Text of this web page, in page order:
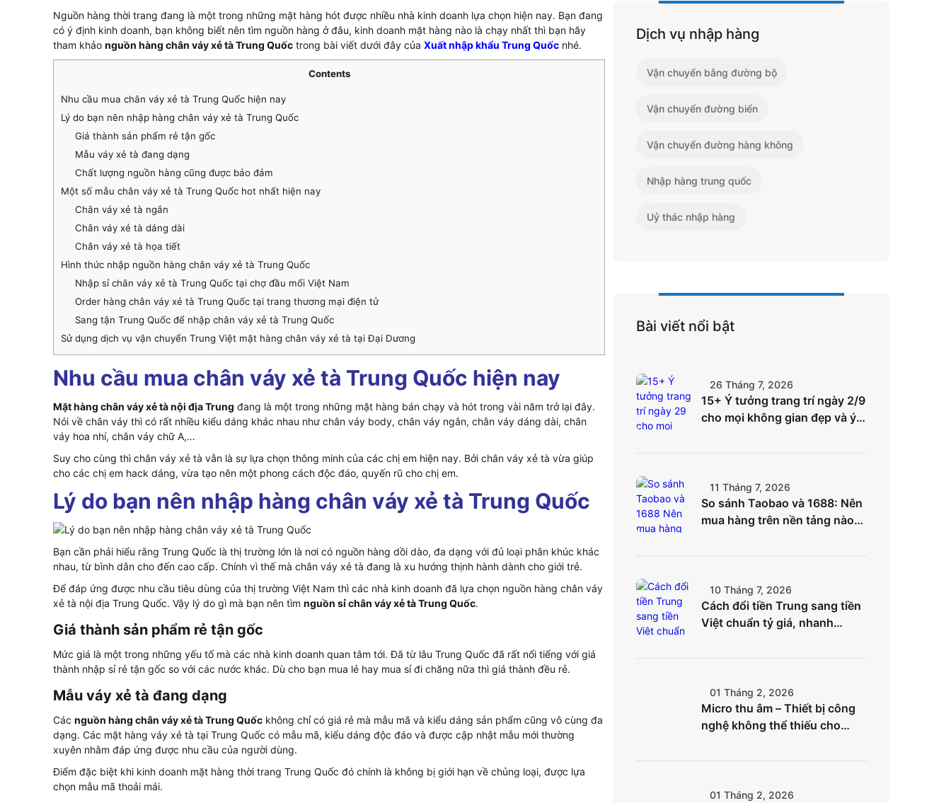
Nguồn hàng thời trang đang là một trong những mặt hàng hót được nhiều nhà kinh doanh lựa chọn hiện nay. Bạn đang
có ý định kinh doanh, bạn không biết nên tìm nguồn hàng ở đâu, kinh doanh mặt hàng nào là chạy nhất thì bạn hãy
tham khảo nguồn hàng chân váy xẻ tà Trung Quốc trong bài viết dưới đây của Xuất nhập khẩu Trung Quốc nhé.
Contents
Nhu cầu mua chân váy xẻ tà Trung Quốc hiện nay
Lý do bạn nên nhập hàng chân váy xẻ tà Trung Quốc
Giá thành sản phẩm rẻ tận gốc
Mẫu váy xẻ tà đang dạng
Chất lượng nguồn hàng cũng được bảo đảm
Một số mẫu chân váy xẻ tà Trung Quốc hot nhất hiện nay
Chân váy xẻ tà ngắn
Chân váy xẻ tà dáng dài
Chân váy xẻ tà họa tiết
Hình thức nhập nguồn hàng chân váy xẻ tà Trung Quốc
Nhập sỉ chân váy xẻ tà Trung Quốc tại chợ đầu mối Việt Nam
Order hàng chân váy xẻ tà Trung Quốc tại trang thương mại điện tử
Sang tận Trung Quốc để nhập chân váy xẻ tà Trung Quốc
Sử dụng dịch vụ vận chuyển Trung Việt mặt hàng chân váy xẻ tà tại Đại Dương
Nhu cầu mua chân váy xẻ tà Trung Quốc hiện nay
Mặt hàng chân váy xẻ tà nội địa Trung đang là một trong những mặt hàng bán chạy và hót trong vài năm trở lại đây.
Nói về chân váy thì có rất nhiều kiểu dáng khác nhau như chân váy body, chân váy ngắn, chân váy dáng dài, chân
váy hoa nhí, chân váy chữ A,…
Suy cho cùng thì chân váy xẻ tà vẫn là sự lựa chọn thông minh của các chị em hiện nay. Bởi chân váy xẻ tà vừa giúp
cho các chị em hack dáng, vừa tạo nên một phong cách độc đáo, quyến rũ cho chị em.
Lý do bạn nên nhập hàng chân váy xẻ tà Trung Quốc
Bạn cần phải hiểu rằng Trung Quốc là thị trường lớn là nơi có nguồn hàng dồi dào, đa dạng với đủ loại phân khúc khác
nhau, từ bình dân cho đến cao cấp. Chính vì thế mà chân váy xẻ tà đang là xu hướng thịnh hành dành cho giới trẻ.
Để đáp ứng được nhu cầu tiêu dùng của thị trường Việt Nam thì các nhà kinh doanh đã lựa chọn nguồn hàng chân váy
xẻ tà nội địa Trung Quốc. Vậy lý do gì mà bạn nên tìm nguồn sỉ chân váy xẻ tà Trung Quốc.
Giá thành sản phẩm rẻ tận gốc
Mức giá là một trong những yếu tố mà các nhà kinh doanh quan tâm tới. Đã từ lâu Trung Quốc đã rất nổi tiếng với giá
thành nhập sỉ rẻ tận gốc so với các nước khác. Dù cho bạn mua lẻ hay mua sỉ đi chăng nữa thì giá thành đều rẻ.
Mẫu váy xẻ tà đang dạng
Các nguồn hàng chân váy xẻ tà Trung Quốc không chỉ có giá rẻ mà mẫu mã và kiểu dáng sản phẩm cũng vô cùng đa
dạng. Các mặt hàng váy xẻ tà tại Trung Quốc có mẫu mã, kiểu dáng độc đáo và được cập nhật mẫu mới thường
xuyên nhằm đáp ứng được nhu cầu của người dùng.
Điểm đặc biệt khi kinh doanh mặt hàng thời trang Trung Quốc đó chính là không bị giới hạn về chủng loại, được lựa
chọn mẫu mã thoải mái.
Dịch vụ nhập hàng
Vận chuyển bằng đường bộ
Vận chuyển đường biển
Vận chuyển đường hàng không
Nhập hàng trung quốc
Uỷ thác nhập hàng
Bài viết nổi bật
26 Tháng 7, 2026
15+ Ý tưởng trang trí ngày 2/9
cho mọi không gian đẹp và ý
11 Tháng 7, 2026
So sánh Taobao và 1688: Nên
mua hàng trên nền tảng nào
10 Tháng 7, 2026
Cách đổi tiền Trung sang tiền
Việt chuẩn tỷ giá, nhanh
01 Tháng 2, 2026
Micro thu âm – Thiết bị công
nghệ không thể thiếu cho
01 Tháng 2, 2026